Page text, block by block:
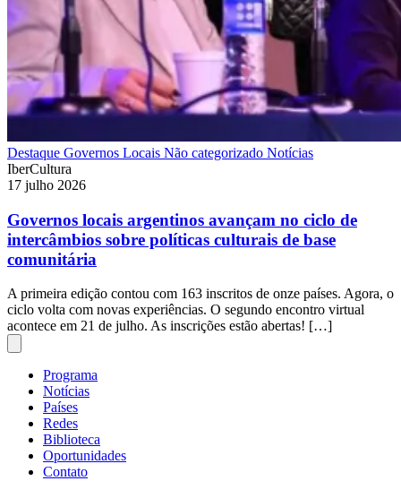
Destaque Governos Locais Não categorizado Notícias
IberCultura
17 julho 2026
Governos locais argentinos avançam no ciclo de
intercâmbios sobre políticas culturais de base
comunitária
A primeira edição contou com 163 inscritos de onze países. Agora, o
ciclo volta com novas experiências. O segundo encontro virtual
acontece em 21 de julho. As inscrições estão abertas! […]
Programa
Notícias
Países
Redes
Biblioteca
Oportunidades
Contato